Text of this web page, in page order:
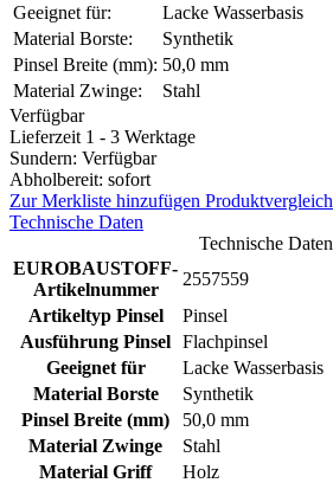
Geeignet für:
Lacke Wasserbasis
Material Borste:
Synthetik
Pinsel Breite (mm): 50,0 mm
Material Zwinge:
Stahl
Verfügbar
Lieferzeit 1 - 3 Werktage
Sundern: Verfügbar
Abholbereit: sofort
Zur Merkliste hinzufügen Produktvergleich
Technische Daten
Technische Daten
EUROBAUSTOFF-
Artikelnummer
2557559
Artikeltyp Pinsel
Pinsel
Ausführung Pinsel Flachpinsel
Geeignet für
Lacke Wasserbasis
Material Borste
Synthetik
Pinsel Breite (mm)
50,0 mm
Material Zwinge
Stahl
Material Griff
Holz